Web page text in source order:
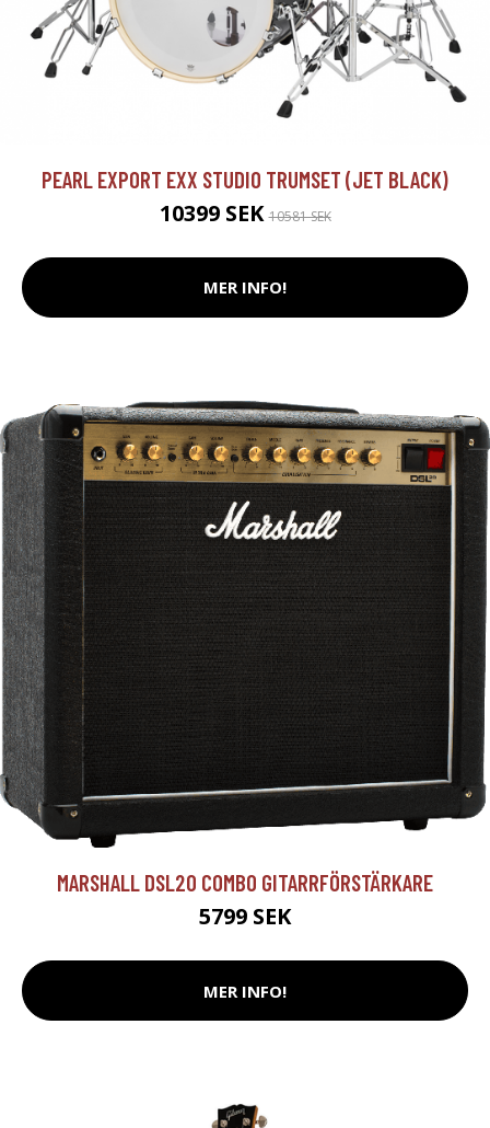
PEARL EXPORT EXX STUDIO TRUMSET (JET BLACK)
10399 SEK10581 SEK
MER INFO!
MARSHALL DSL20 COMBO GITARRFÖRSTÄRKARE
5799 SEK
MER INFO!